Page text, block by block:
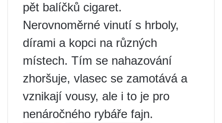
pět balíčků cigaret.
Nerovnoměrné vinutí s hrboly,
dírami a kopci na různých
místech. Tím se nahazování
zhoršuje, vlasec se zamotává a
vznikají vousy, ale i to je pro
nenáročného rybáře fajn.